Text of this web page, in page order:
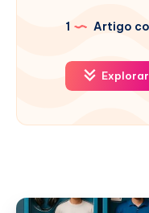
1 Artigo
Explorar